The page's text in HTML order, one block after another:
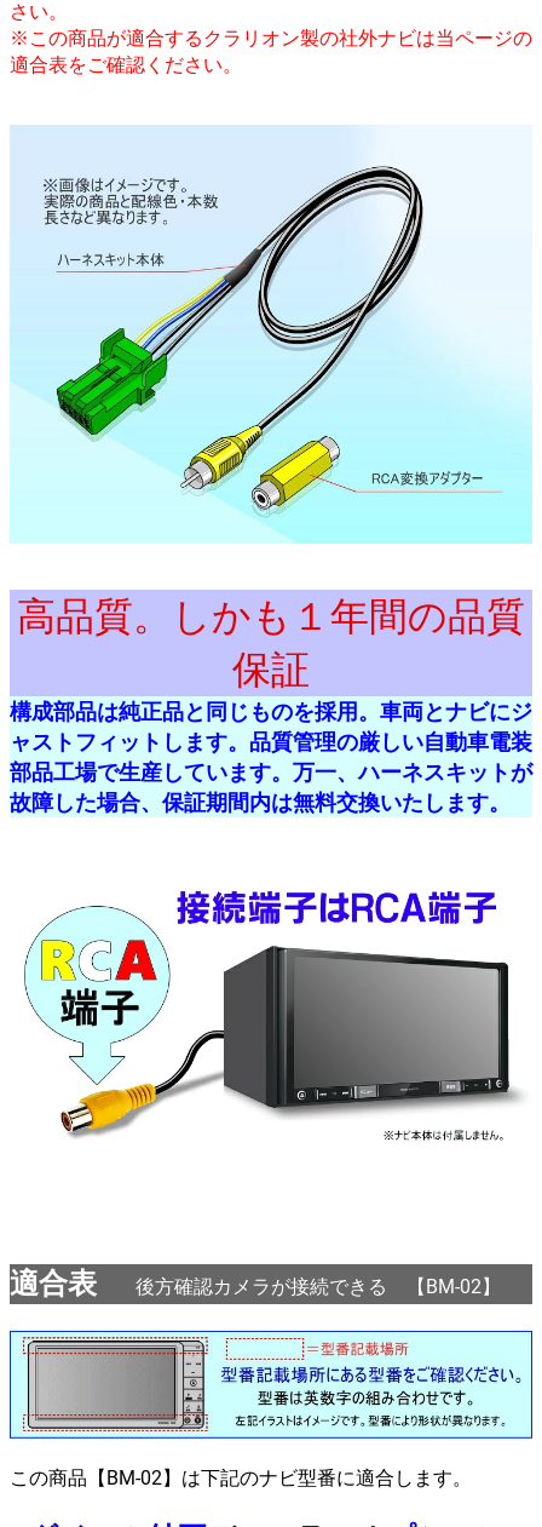
さい。
※この商品が適合するクラリオン製の社外ナビは当ページの
適合表をご確認ください。
高品質。しかも１年間の品質
保証
構成部品は純正品と同じものを採用。車両とナビにジ
ャストフィットします。品質管理の厳しい自動車電装
部品工場で生産しています。万一、ハーネスキットが
故障した場合、保証期間内は無料交換いたします。
適合表 後方確認カメラが接続できる 【BM-02】
この商品 【BM-02】 は下記のナビ型番に適合します。